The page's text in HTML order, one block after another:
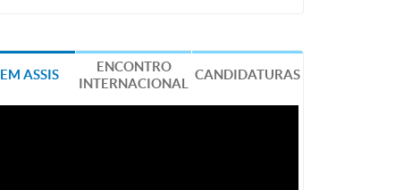
EM ASSIS
ENCONTRO
INTERNACIONAL
CANDIDATURAS